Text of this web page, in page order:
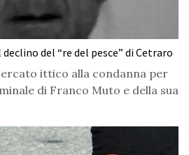
declino del “re del pesce” di Cetraro
ittico alla condanna per
di Franco Muto e della sua